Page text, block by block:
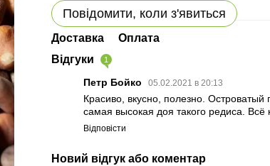
Повідомити, коли з'явиться
Доставка
Оплата
Відгуки
1
Петр Бойко 05.02.2021 в 20:13
Красиво, вкусно, полезно.
самая высокая доя такого редиса. Всё
Відповісти
Новий відгук або коментар